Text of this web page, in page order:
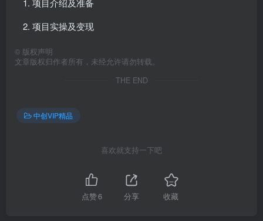
项目介绍及准备
项目实操及变现
© 版权声明
文章版权归作者所有，未经允许请勿转载。
THE END
中创VIP精品
喜欢就支持一下吧
点赞6 分享 收藏